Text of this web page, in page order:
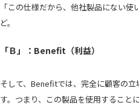
「この仕様だから、他社製品にない
ど。
「Ｂ」：Benefit（利益）
そして、Benefitでは、完全に顧客の
す。つまり、この製品を使用すること